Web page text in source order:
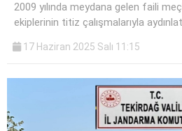
2009 yılında meydana gelen faili
ekiplerinin titiz çalışmalarıyla
17 Haziran 2025 Salı 11:15